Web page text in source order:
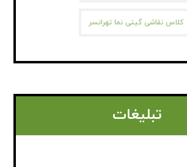
کلاس نقاشی گیتی نما تهرانسر
تبلیغات